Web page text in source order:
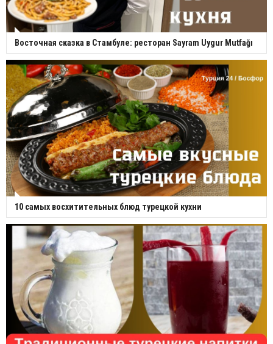
Восточная сказка в Стамбуле: ресторан Sayram Uygur Mutfağı
10 самых восхитительных блюд турецкой кухни